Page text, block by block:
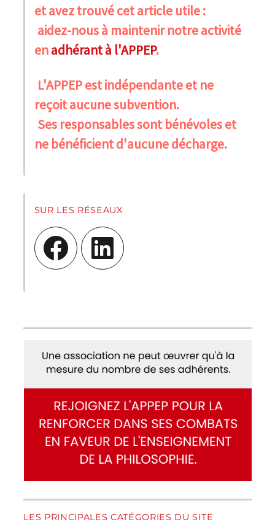
et avez trouvé cet article utile :
aidez-nous à maintenir notre activité
enadhérant à l'APPEP.
L'APPEP est indépendante et ne
reçoit aucune subvention.
Ses responsables sont bénévoles et
ne bénéficient d'aucune décharge.
SUR LES RÉSEAUX
Facebook LinkedIn
LES PRINCIPALES CATÉGORIES DU SITE